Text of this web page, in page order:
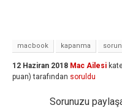
macbook kapanma
12 Haziran 2018 Mac Ailesi
puan) tarafından soruldu
Sorunuzu